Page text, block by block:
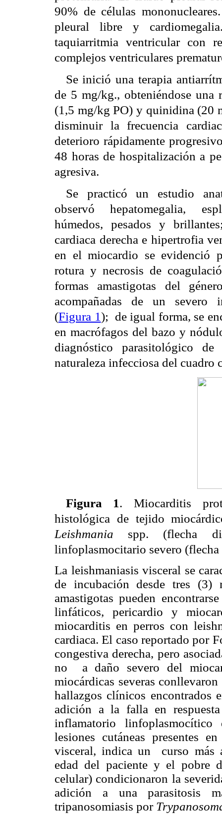
90% de células
pleural libre y
taquiarritmia ventricular con
complejos ventriculares
Se inició una terapia
de 5 mg/kg., obteniéndose una
(1,5 mg/kg PO) y quinidina (20
disminuir la frecuencia
deterioro rápidamente
48 horas de hospitalización a
agresiva.
Se practicó un estudio
observó hepatomegalia,
húmedos, pesados y
cardiaca derecha e hipertrofia
en el miocardio se evidenció
rotura y necrosis de
formas amastigotas del
acompañadas de un severo
(Figura 1); de igual forma, se
en macrófagos del bazo y
diagnóstico parasitológico
naturaleza infecciosa del
Figura 1. Miocarditis
histológica de tejido
Leishmania spp. (flecha
linfoplasmocitario severo
La leishmaniasis visceral se
de incubación desde tres (3)
amastigotas pueden
linfáticos, pericardio y
miocarditis en perros con
cardiaca. El caso reportado por
congestiva derecha, pero
no
a daño severo del
miocárdicas severas
hallazgos clínicos encontrados
adición a la falla en
inflamatorio
lesiones cutáneas presentes
visceral, indica un
curso más
edad del paciente y el pobre
celular) condicionaron la
adición a una parasitosis
tripanosomiasis por